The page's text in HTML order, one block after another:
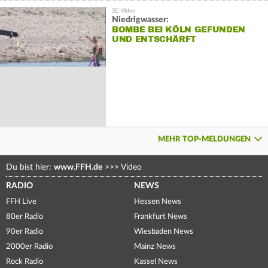
Niedrigwasser:
BOMBE BEI KÖLN GEFUNDEN
UND ENTSCHÄRFT
MEHR TOP-MELDUNGEN
Du bist hier: www.FFH.de >>> Video
RADIO
FFH Live
80er Radio
90er Radio
2000er Radio
Rock Radio
NEWS
Hessen News
Frankfurt News
Wiesbaden News
Mainz News
Kassel News